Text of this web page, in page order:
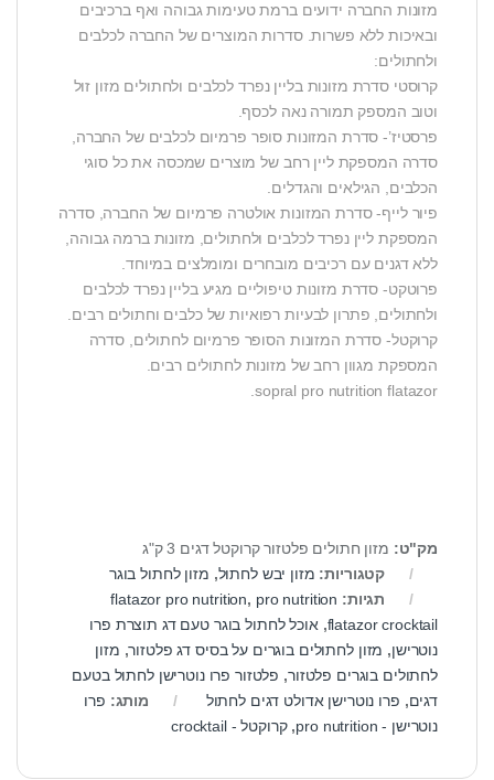
מזונות החברה ידועים ברמת טעימות גבוהה ואף ברכיבים
ובאיכות ללא פשרות. סדרות המוצרים של החברה לכלבים
ולחתולים:
קרוסטי סדרת מזונות בליין נפרד לכלבים ולחתולים מזון זול
וטוב המספק תמורה נאה לכסף.
פרסטיז’- סדרת המזונות סופר פרמיום לכלבים של החברה,
סדרה המספקת ליין רחב של מוצרים שמכסה את כל סוגי
הכלבים, הגילאים והגדלים.
פיור לייף- סדרת המזונות אולטרה פרמיום של החברה, סדרה
המספקת ליין נפרד לכלבים ולחתולים, מזונות ברמה גבוהה,
ללא דגנים עם רכיבים מובחרים ומומלצים במיוחד.
פרוטקט- סדרת מזונות טיפוליים מגיע בליין נפרד לכלבים
ולחתולים, פתרון לבעיות רפואיות של כלבים וחתולים רבים.
קרוקטל- סדרת המזונות הסופר פרמיום לחתולים, סדרה
המספקת מגוון רחב של מזונות לחתולים רבים.
sopral pro nutrition flatazor.
מק"ט: מזון חתולים פלטזור קרוקטל דגים 3 ק"ג
קטגוריות: מזון יבש לחתול, מזון לחתול בוגר
תגיות:
flatazor pro nutrition, pro nutrition
flatazor crocktail
,אוכל לחתול בוגר טעם דג תוצרת פרו
נוטרישן, מזון לחתולים בוגרים על בסיס דג פלטזור, מזון
לחתולים בוגרים פלטזור, פלטזור פרו נוטרישן לחתול בטעם
דגים, פרו נוטרישן אדולט דגים לחתול מותג: פרו
נוטרישן - pro nutrition
,קרוקטל - crocktail